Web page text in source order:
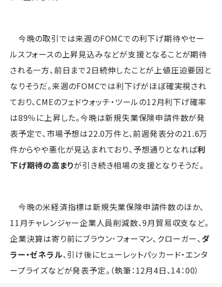
今晩の取引では来週のFOMCでの利下げ期待やセー
ルスフォースの上昇見込みなどが支援となることが期待
される一方、前日まで2日続伸したことが上値圧迫要因と
なりそうだ。来週のFOMCでは利下げがほぼ確実視され
ており、CMEのフェドウォッチ・ツールの12月利下げ確率
は89％に上昇した。今晩は新規失業保険申請件数が発
表予定で、市場予想は22.0万件と、前週発表分の21.6万
件からやや悪化が見込まれており、予想通りとなれば利
下げ期待の高まりが引き続き相場の支援となりそうだ。
今晩の米経済指標は新規失業保険申請件数のほか、
11月チャレンジャー企業人員削減数、9月貿易収支など。
企業決算は寄り前にブラウン･フォーマン、クローガー、ダ
ラー・ゼネラル、引け後にヒューレットパッカード・エンタ
ープライズなどが発表予定。（執筆：12月4日、14：00）